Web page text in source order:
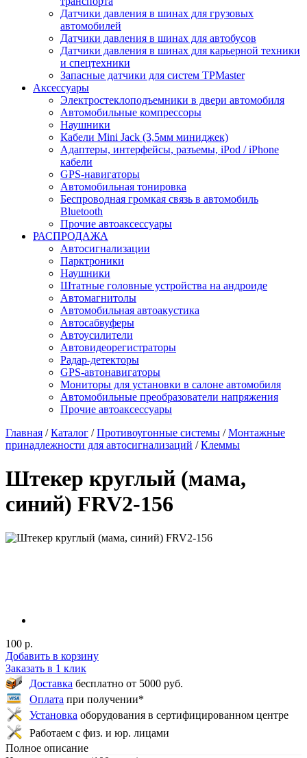
Датчики давления в шинах для грузовых
автомобилей
Датчики давления в шинах для автобусов
Датчики давления в шинах для карьерной техники
и спецтехники
Запасные датчики для систем TPMaster
Аксессуары
Электростеклоподъемники в двери автомобиля
Автомобильные компрессоры
Наушники
Кабели Mini Jack (3,5мм миниджек)
Адаптеры, интерфейсы, разъемы, iPod / iPhone
кабели
GPS-навигаторы
Автомобильная тонировка
Беспроводная громкая связь в автомобиль
Bluetooth
Прочие автоаксессуары
РАСПРОДАЖА
Автосигнализации
Парктроники
Наушники
Штатные головные устройства на андроиде
Автомагнитолы
Автомобильная автоакустика
Автосабвуферы
Автоусилители
Автовидеорегистраторы
Радар-детекторы
GPS-автонавигаторы
Мониторы для установки в салоне автомобиля
Автомобильные преобразователи напряжения
Прочие автоаксессуары
Главная /Каталог /Противоугонные системы /Монтажные
принадлежности для автосигнализаций /Клеммы
Штекер круглый (мама,
синий) FRV2-156
100 р.
Добавить в корзину
Заказать в 1 клик
Доставка бесплатно от 5000 руб.
Оплата при получении*
Установка оборудования в сертифицированном центре
Работаем с физ. и юр. лицами
Полное описание